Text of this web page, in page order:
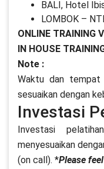
BALI, Hotel
LOMBOK –
ONLINE TRAINING
IN HOUSE
Note :
Waktu dan tempat
sesuaikan dengan
Investasi
Investasi
menyesuaikan
(on call). *Please